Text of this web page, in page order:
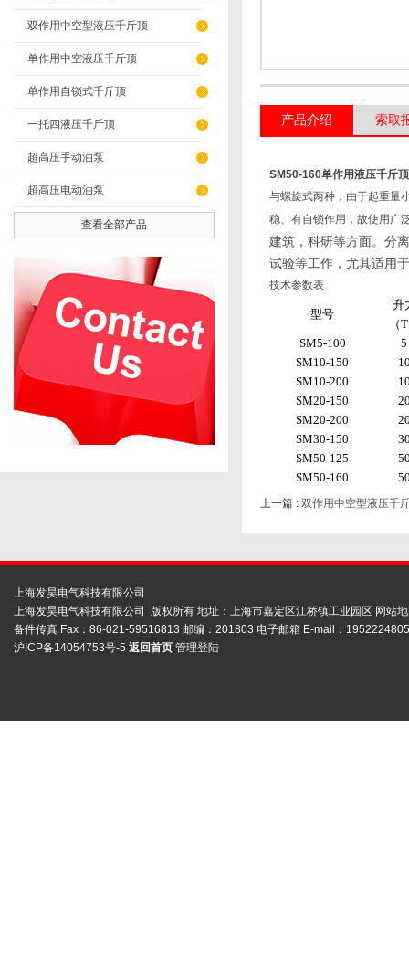
双作用中空型液压千斤顶
单作用中空液压千斤顶
单作用自锁式千斤顶
一托四液压千斤顶
超高压手动油泵
超高压电动油泵
查看全部产品
产品介绍 索取
SM50-160单作用液压千斤顶
与螺旋式两种，由于起重量
稳、有自锁作用，故使用广
建筑，科研等方面。分
试验等工作，尤其适用
技术参数表
型号
升
（
SM5-100
5
SM10-150
SM10-200
SM20-150
SM20-200
SM30-150
SM50-125
SM50-160
上一篇 : 双作用中空型液压千
上海发昊电气科技有限公司
上海发昊电气科技有限公司 版权所有 地址：上海市嘉定区江桥镇工业园区 网站
备件传真 Fax：86-021-59516813 邮编：201803 电子邮箱 E-mail：
沪ICP备14054753号-5 返回首页 管理登陆